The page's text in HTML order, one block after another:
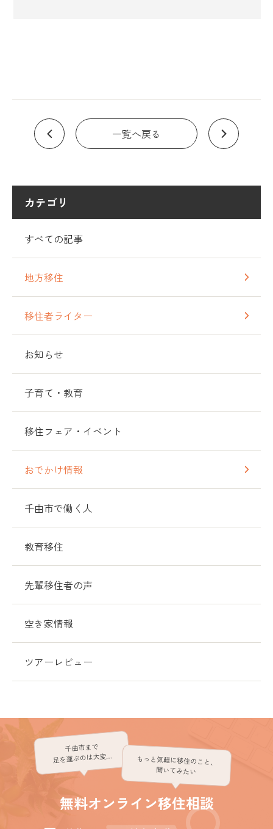
一覧へ戻る
カテゴリ
すべての記事
地方移住
移住者ライター
お知らせ
子育て・教育
移住フェア・イベント
おでかけ情報
千曲市で働く人
教育移住
先輩移住者の声
空き家情報
ツアーレビュー
千曲市まで
足を運ぶのは大変… もっと気軽に移住のこと、
聞いてみたい
無料オンライン移住相談